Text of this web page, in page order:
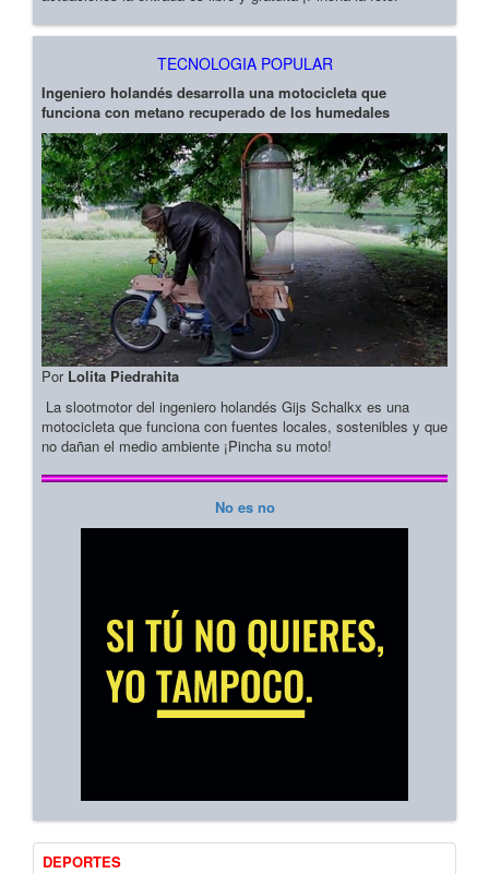
TECNOLOGIA POPULAR
Ingeniero holandés desarrolla una motocicleta que
funciona con metano recuperado de los humedales
Por Lolita Piedrahita
La slootmotor del ingeniero holandés Gijs Schalkx es una
motocicleta que funciona con fuentes locales, sostenibles y que
no dañan el medio ambiente ¡Pincha su moto!
No es no
DEPORTES